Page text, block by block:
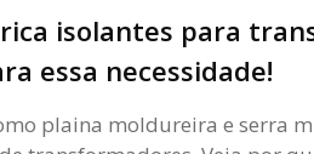
isolantes para
essa necessidade!
plaina moldureira e serra